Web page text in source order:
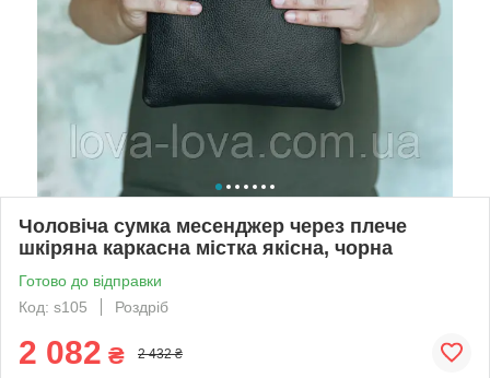
Чоловіча сумка месенджер через плече
шкіряна каркасна містка якісна, чорна
Готово до відправки
Код: s105
Роздріб
2 082 ₴ 2 432 ₴